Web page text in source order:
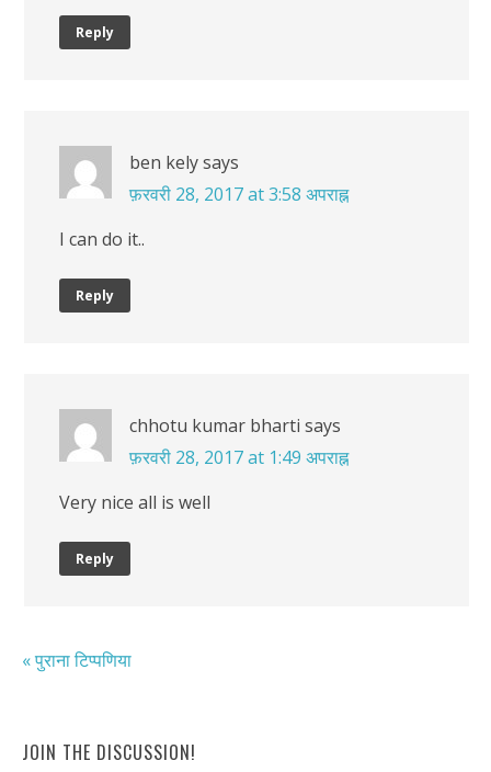
Reply
ben kelysays
फ़रवरी 28, 2017 at 3:58 अपराह्न
I can do it..
Reply
chhotu kumar bharti says
फ़रवरी 28, 2017 at 1:49 अपराह्न
Very nice all is well
Reply
« पुराना टिप्पणिया
JOIN THE DISCUSSION!